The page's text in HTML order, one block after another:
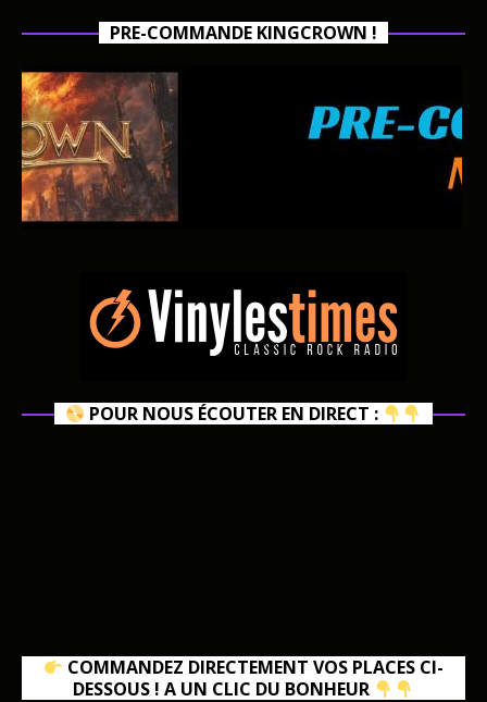
PRE-COMMANDE KINGCROWN !
POUR NOUS ÉCOUTER EN DIRECT :
COMMANDEZ DIRECTEMENT VOS PLACES CI-
DESSOUS ! A UN CLIC DU BONHEUR